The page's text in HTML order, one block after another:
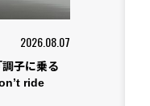
2026.08.07
子に乗る
ride